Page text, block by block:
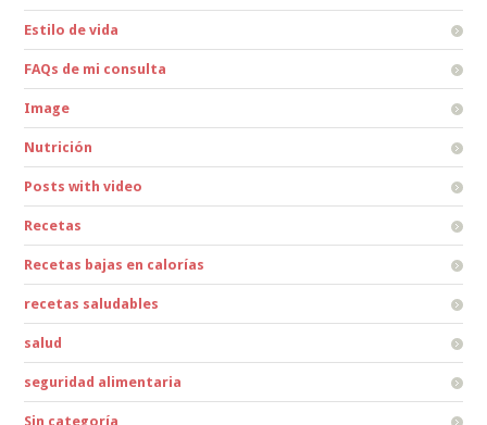
Estilo de vida
FAQs de mi consulta
Image
Nutrición
Posts with video
Recetas
Recetas bajas en calorías
recetas saludables
salud
seguridad alimentaria
Sin categoría